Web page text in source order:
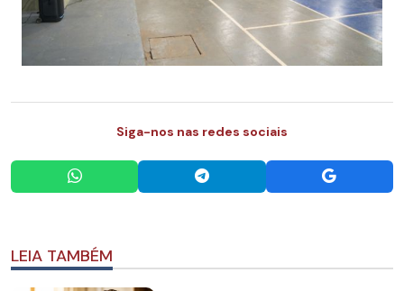
Siga-nos nas redes sociais
LEIA TAMBÉM